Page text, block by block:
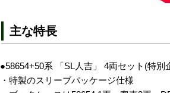
主な特長
●58654+50系 「SL人吉」 4両セット(特別
・特製のスリーブパッケージ仕様